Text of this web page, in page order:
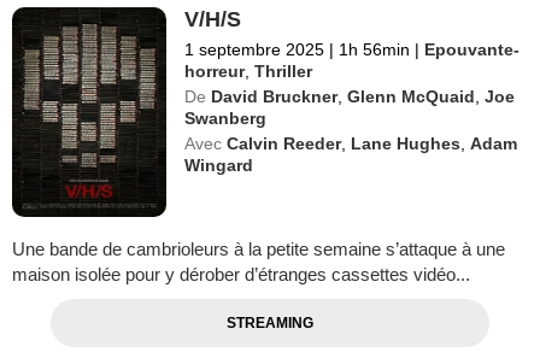
V/H/S
1 septembre 2025 | 1h 56min | Epouvante-
horreur,Thriller
De David Bruckner,Glenn McQuaid ,Joe
Swanberg
Avec Calvin Reeder, Lane Hughes ,Adam
Wingard
Une bande de cambrioleurs à la petite semaine s’attaque à une
maison isolée pour y dérober d’étranges cassettes vidéo...
STREAMING